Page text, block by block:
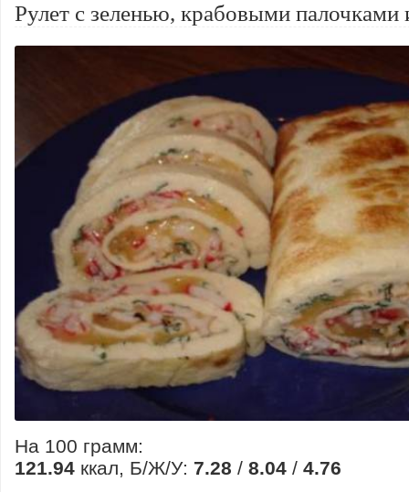
Рулет с зеленью, крабовыми палочками
На 100 грамм:
121.94 ккал, Б/Ж/У: 7.28 / 8.04 / 4.76